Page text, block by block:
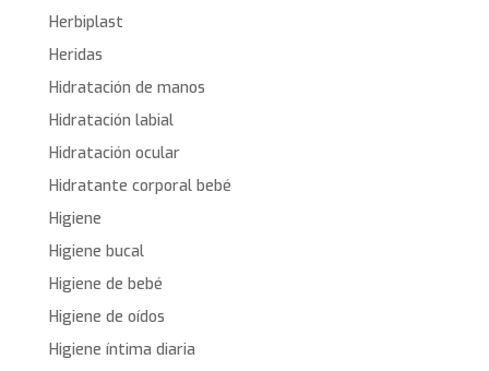
Herbiplast
Heridas
Hidratación de manos
Hidratación labial
Hidratación ocular
Hidratante corporal bebé
Higiene
Higiene bucal
Higiene de bebé
Higiene de oídos
Higiene íntima diaria